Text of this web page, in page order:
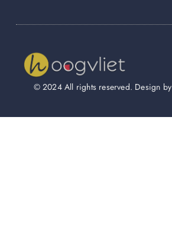
© 2024 All rights reserved. Design by